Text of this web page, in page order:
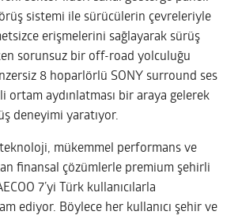
sistemi ile sürücülerin çevreleriyle
erişmelerini sağlayarak sürüş
sorunsuz bir off-road yolculuğu
8 hoparlörlü SONY surround ses
ortam aydınlatması bir araya gelerek
deneyimi yaratıyor.
mükemmel performans ve
finansal çözümlerle premium şehirli
7’yi Türk kullanıcılarla
ediyor. Böylece her kullanıcı şehir ve